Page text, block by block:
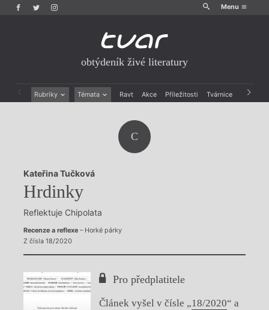
Menu
obtýdeník živé literatury
Rubriky Témata Ravt Akce Příležitosti Tvárnice Archiv
Rozhovory
Dokument
Výroční ceny
C
Kateřina Tučková
Hrdinky
Reflektuje Chipolata
Recenze a reflexe– Horké párky
Z čísla 18/2020
Pro předplatitele
Článek vyšel v čísle „18/2020“ a